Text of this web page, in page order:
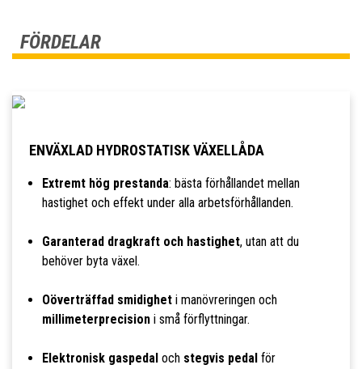
FÖRDELAR
ENVÄXLAD HYDROSTATISK VÄXELLÅDA
Extremt hög prestanda: bästa förhållandet mellan
hastighet och effekt under alla arbetsförhållanden.
Garanterad dragkraft och hastighet, utan att du
behöver byta växel.
Oöverträffad smidigheti manövreringen och
millimeterprecisioni små förflyttningar.
Elektronisk gaspedal och stegvis pedal för